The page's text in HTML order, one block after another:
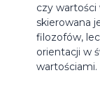
czy wartości
skierowana
filozofów,
orientacji w
wartościami.